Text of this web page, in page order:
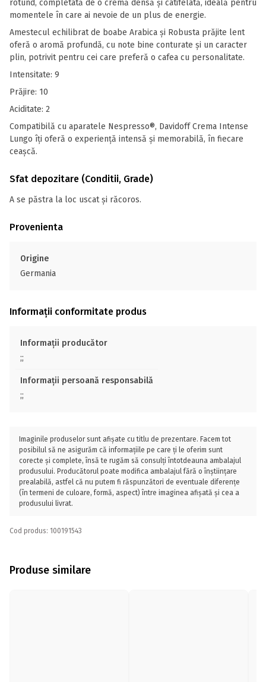
rotund, completată de o cremă densă și catifelată, ideală pentru
momentele în care ai nevoie de un plus de energie.
Amestecul echilibrat de boabe Arabica și Robusta prăjite lent
oferă o aromă profundă, cu note bine conturate și un caracter
plin, potrivit pentru cei care preferă o cafea cu personalitate.
Intensitate: 9
Prăjire: 10
Aciditate: 2
Compatibilă cu aparatele Nespresso®, Davidoff Crema Intense
Lungo îți oferă o experiență intensă și memorabilă, în fiecare
ceașcă.
Sfat depozitare (Conditii, Grade)
A se păstra la loc uscat și răcoros.
Provenienta
Origine
Germania
Informații conformitate produs
Informații producător
;;
Informații persoană responsabilă
;;
Imaginile produselor sunt afișate cu titlu de prezentare. Facem tot
posibilul să ne asigurăm că informațiile pe care ți le oferim sunt
corecte și complete, însă te rugăm să consulți întotdeauna ambalajul
produsului. Producătorul poate modifica ambalajul fără o înștiințare
prealabilă, astfel că nu putem fi răspunzători de eventuale diferențe
(în termeni de culoare, formă, aspect) între imaginea afișată și cea a
produsului livrat.
Cod produs: 100191543
Produse similare